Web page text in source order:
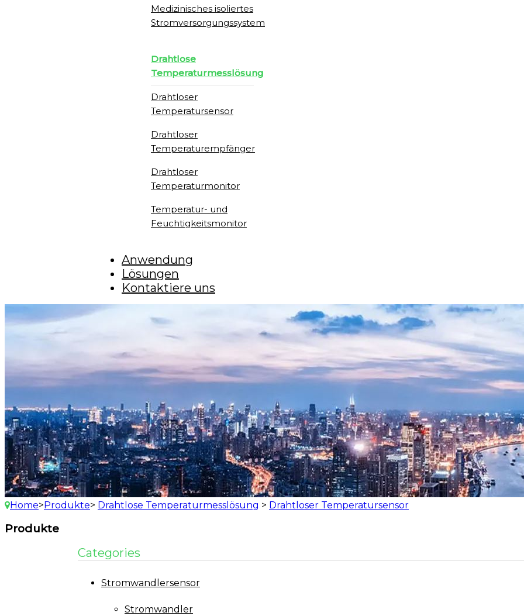
Medizinisches isoliertes
Stromversorgungssystem
Drahtlose
Temperaturmesslösung
Drahtloser
Temperatursensor
Drahtloser
Temperaturempfänger
Drahtloser
Temperaturmonitor
Temperatur- und
Feuchtigkeitsmonitor
Anwendung
Lösungen
Kontaktiere uns
Home>Produkte> Drahtlose Temperaturmesslösung > Drahtloser Temperatursensor
Produkte
Categories
Stromwandlersensor
Stromwandler